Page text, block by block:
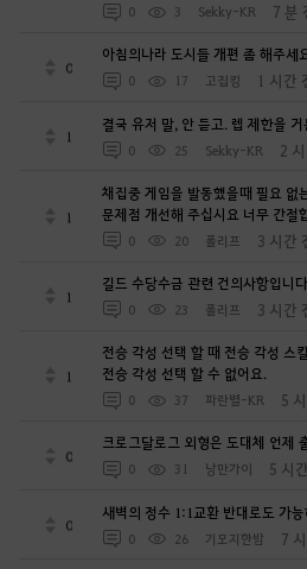
0 3 Sekky-KR 7 분
0
아침의나라 도시들 개편 좀 해주세
0 17 고집킹 1 시간
1
결국 유저 말, 안 듣고. 렙 제한을
0 25 Sekky-KR 2
1
채집중 게임을 발동했을때 필요 없
문제점 개선해 주십시요 너무 간절
0 20 폴리프 3 시간
1
길드 수당수금 관련 건의사항입니
0 23 폴리프 3 시간
1
전승 각성 선택 할 때 전승 각성 스
전승 각성 선택 할 수 없어요.
0 37 파란별-KR 5
0
크로그달로그 외형은 도대체 언제
0 31 낭만가이 5 시
0
새벽의 정수 1:1교환 반대로도 가
0 26 기모지한밤 7